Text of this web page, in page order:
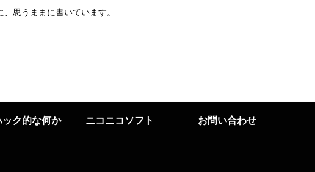
思うままに書いています。
ック的な何か ニコニコソフト お問い合わせ